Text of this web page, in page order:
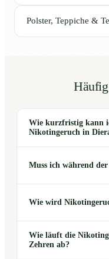
Polster, Teppiche &
Wie kurzfristig kann
Nikotingeruch in
Muss ich während
Wie wird
Wie läuft die
Zehren ab?